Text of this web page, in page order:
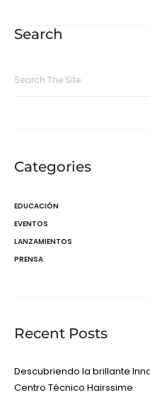
entradas
Search
Categories
EDUCACIÓN
EVENTOS
LANZAMIENTOS
PRENSA
Recent Posts
Descubriendo la brillante
Centro Técnico Hairssime